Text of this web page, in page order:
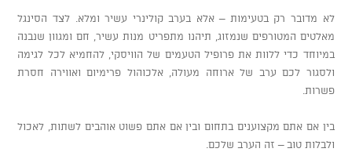
​לא מדובר רק בטעימות – אלא בערב קולינרי עשיר ומלא. לצד הסינגל
מאלטים המטורפים שנמזוג, תיהנו מתפריט מנות עשיר, חם ומגוון שנבנה
במיוחד כדי ללוות את פרופיל הטעמים של הוויסקי, להחמיא לכל לגימה
ולסגור לכם ערב של ארוחה מעולה, אלכוהול פרימיום ואווירה חסרת
פשרות.
​בין אם אתם מקצוענים בתחום ובין אם אתם פשוט אוהבים לשתות, לאכול
ולבלות טוב – זה הערב שלכם.